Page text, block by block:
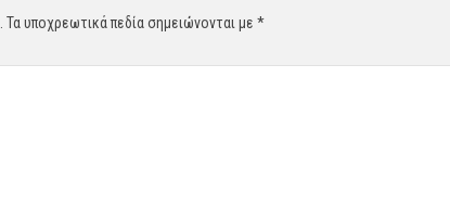
Τα υποχρεωτικά πεδία σημειώνονται με *